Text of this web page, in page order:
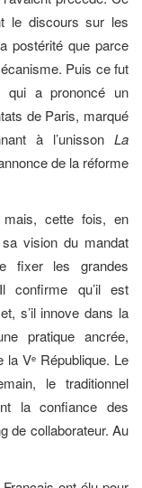
le discours sur les
postérité que parce
Puis ce fut
qui a prononcé un
de Paris, marqué
à l’unisson La
de la réforme
mais, cette fois, en
vision du mandat
fixer les grandes
confirme qu’il est
s’il innove dans la
pratique ancrée,
la VeRépublique. Le
le traditionnel
la confiance des
de collaborateur. Au